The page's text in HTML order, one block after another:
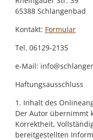
65388 Schlangenbad
Kontakt: Formular
Tel. 06129-2135
e-Mail:
Haftungsausschluss
1. Inhalt des
Der Autor übernimmt
Korrektheit,
bereitgestellten